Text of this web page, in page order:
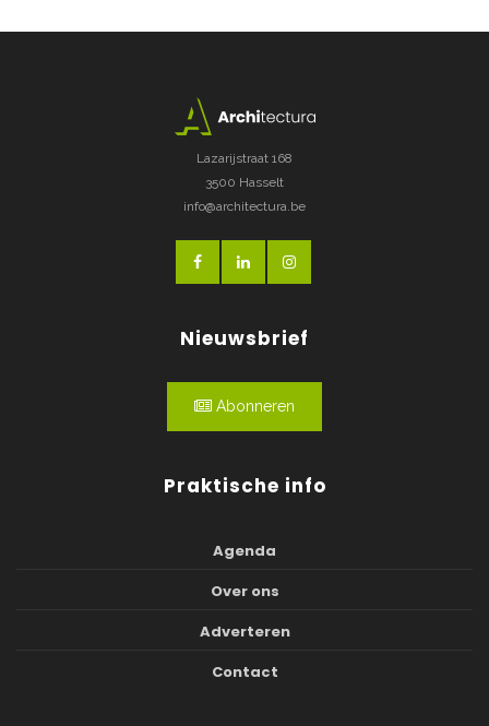
Lazarijstraat 168
3500 Hasselt
info@architectura.be
Nieuwsbrief
Abonneren
Praktische info
Agenda
Over ons
Adverteren
Contact